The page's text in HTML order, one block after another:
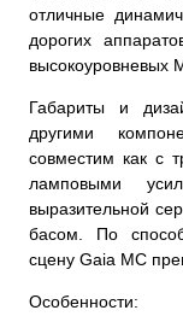
отличные
дорогих
высокоуровневых
Габариты и
другими
совместим как с
ламповыми
выразительной
басом. По
сцену Gaia MС
Особенности: